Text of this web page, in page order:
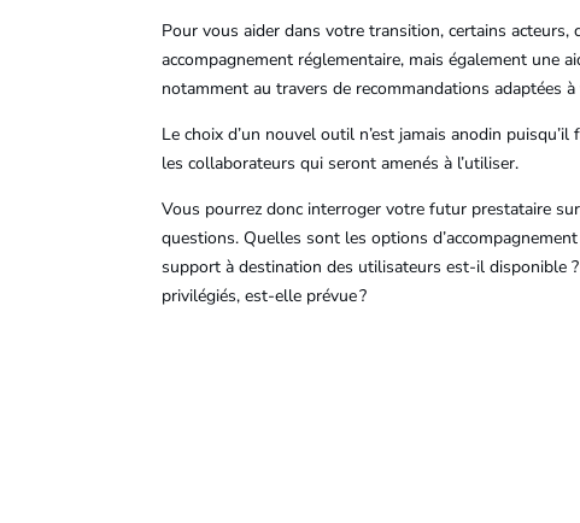
Pour vous aider dans votre transition, certains
accompagnement réglementaire, mais également une
notamment au travers de recommandations adaptées
Le choix d’un nouvel outil n’est jamais anodin
les collaborateurs qui seront amenés à l’utiliser.
Vous pourrez donc interroger votre futur prestataire
questions. Quelles sont les options
support à destination des utilisateurs est-il disponible
privilégiés, est-elle prévue ?